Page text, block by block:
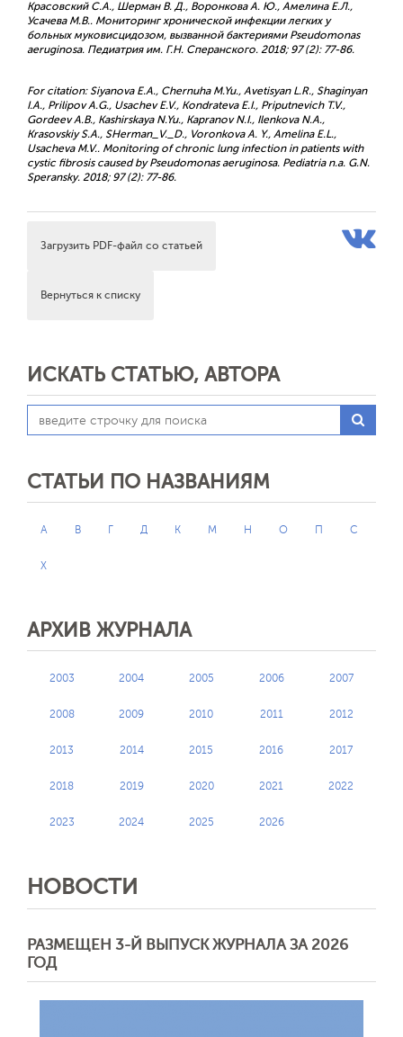
Красовский С.А., Шерман В. Д., Воронкова А. Ю., Амелина Е.Л.,
Усачева М.В.. Мониторинг хронической инфекции легких у
больных муковисцидозом, вызванной бактериями Pseudomonas
аeruginosa. Педиатрия им. Г.Н. Сперанского. 2018; 97 (2): 77-86.
For citation: Siyanova E.A., Chernuha M.Yu., Avetisyan L.R., Shaginyan
I.A., Prilipov A.G., Usachev E.V., Kondrateva E.I., Priputnevich T.V.,
Gordeev A.B., Kashirskaya N.Yu., Kapranov N.I., Ilenkova N.A.,
Krasovskiy S.A., SHerman_V._D., Voronkova A. Y., Amelina E.L.,
Usacheva M.V.. Monitoring of chronic lung infection in patients with
cystic fibrosis caused by Pseudomonas аeruginosa. Pediatria n.a. G.N.
Speransky. 2018; 97 (2): 77-86.
Загрузить PDF-файл со статьей
Вернуться к списку
ИСКАТЬ СТАТЬЮ, АВТОРА
СТАТЬИ ПО НАЗВАНИЯМ
А В Г Д К М Н О П С
Х
АРХИВ ЖУРНАЛА
2003 2004 2005 2006 2007
2008 2009 2010 2011 2012
2013 2014 2015 2016 2017
2018 2019 2020 2021 2022
2023 2024 2025 2026
НОВОСТИ
РАЗМЕЩЕН 3-Й ВЫПУСК ЖУРНАЛА ЗА 2026
ГОД